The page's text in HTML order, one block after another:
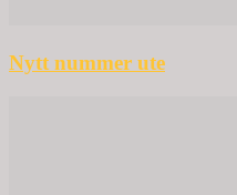
Nytt nummer ute